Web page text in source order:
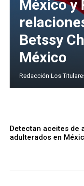
México y
Betssy
México
Redacción Los
Detectan aceites de
adulterados en